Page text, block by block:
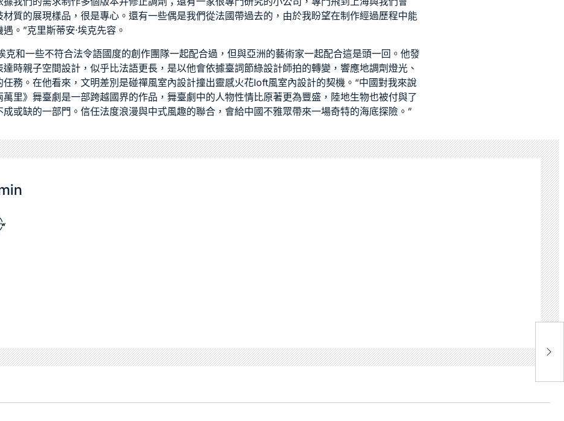
質的展現樣品，很是專心。還有一些偶是我們從法國帶過去的，由於我盼望在制作經過歷程中能
。”克里斯蒂安·埃克先容。
克和一些不符合法令語國度的創作團隊一起配合過，但與亞洲的藝術家一起配合這是頭一回。他發
達時親子空間設計 ，似乎比法語更長，是以他會依據臺詞節綠設計師拍的轉變，響應地調劑燈光、
務。在他看來，文明差別是碰禪風室內設計撞出靈感火花loft風室內設計的契機。“中國對我來說
里》舞臺劇是一部跨越國界的作品，舞臺劇中的人物性情比原著更為豐盛，陸地生物也被付與了
或缺的一部門。信任法度浪漫與中式風趣的聯合，會給中國不雅眾帶來一場奇特的海底探險。”